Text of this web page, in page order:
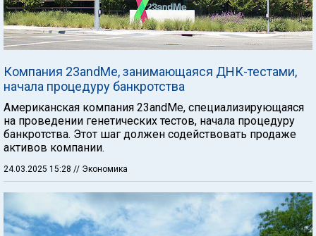
Компания 23andMe, занимающаяся ДНК-тестами,
начала процедуру банкротства
Американская компания 23andMe, специализирующаяся
на проведении генетических тестов, начала процедуру
банкротства. Этот шаг должен содействовать продаже
активов компании.
24.03.2025 15:28 // Экономика